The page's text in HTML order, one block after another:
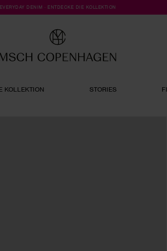
EVERYDAY DENIM · ENTDECKE DIE KOLLEKTION
KOLLEKTION STORIES